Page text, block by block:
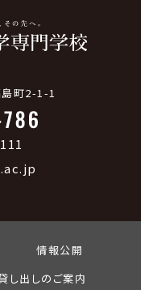
町2-1-1
情報公開
し出しのご案内